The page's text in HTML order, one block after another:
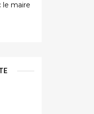
le maire